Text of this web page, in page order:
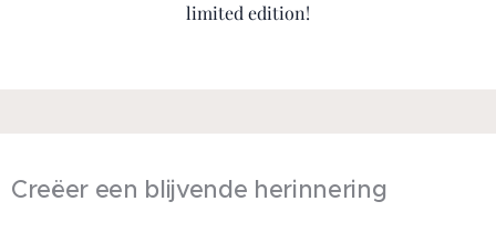
limited edition!
Creëer een blijvende herinnering